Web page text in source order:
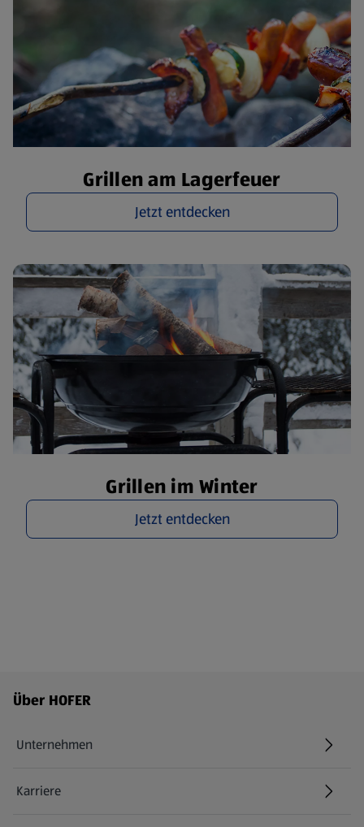
Grillen am Lagerfeuer
Jetzt entdecken
Grillen im Winter
Jetzt entdecken
Fußzeilenmenü - weitere Links
Über HOFER
Unternehmen
Karriere
(öffnet in einem neuen Tab)